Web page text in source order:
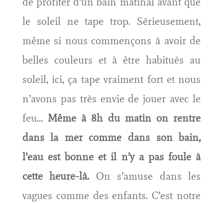
le soleil ne tape trop. Sérieusement,
même si nous commençons à avoir de
belles couleurs et à être habitués au
soleil, ici, ça tape vraiment fort et nous
n’avons pas très envie de jouer avec le
feu… Même à 8h du matin on rentre
dans la mer comme dans son bain,
l’eau est bonne et il n’y a pas foule à
cette heure-là. On s’amuse dans les
vagues comme des enfants. C’est notre